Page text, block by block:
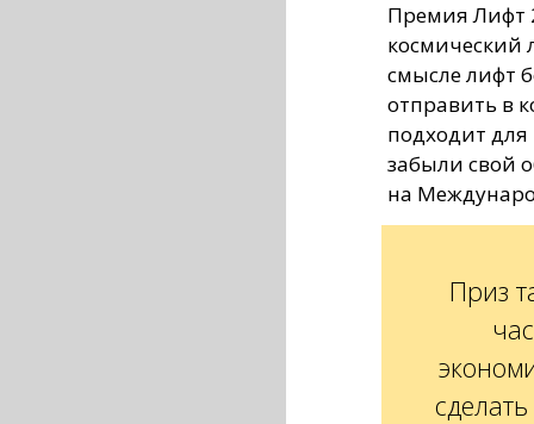
Премия Лифт
космический
смысле лифт
отправить в
подходит для
забыли свой
на
Приз